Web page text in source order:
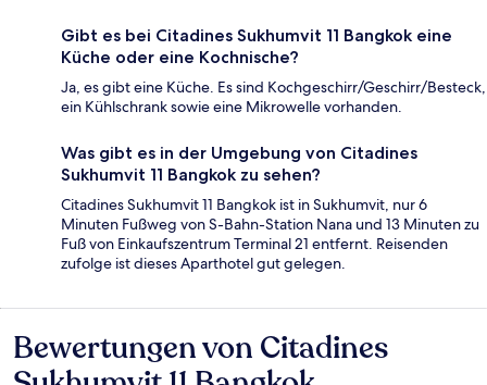
Gibt es bei Citadines Sukhumvit 11 Bangkok eine
Küche oder eine Kochnische?
Ja, es gibt eine Küche. Es sind Kochgeschirr/Geschirr/Besteck,
ein Kühlschrank sowie eine Mikrowelle vorhanden.
Was gibt es in der Umgebung von Citadines
Sukhumvit 11 Bangkok zu sehen?
Citadines Sukhumvit 11 Bangkok ist in Sukhumvit, nur 6
Minuten Fußweg von S-Bahn-Station Nana und 13 Minuten zu
Fuß von Einkaufszentrum Terminal 21 entfernt. Reisenden
zufolge ist dieses Aparthotel gut gelegen.
Bewertungen
Bewertungen von Citadines